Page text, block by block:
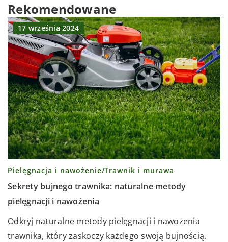
Rekomendowane
17 września 2024
Pielęgnacja i nawożenie/Trawnik i murawa
Sekrety bujnego trawnika: naturalne metody
pielęgnacji i nawożenia
Odkryj naturalne metody pielęgnacji i nawożenia
trawnika, który zaskoczy każdego swoją bujnością.